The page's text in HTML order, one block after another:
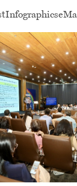
Infographics